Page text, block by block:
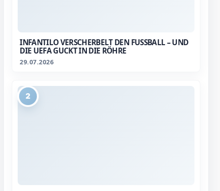
INFANTILO VERSCHERBELT DEN FUSSBALL – UND D
IE UEFA GUCKT IN DIE RÖHRE
29.07.2026
2